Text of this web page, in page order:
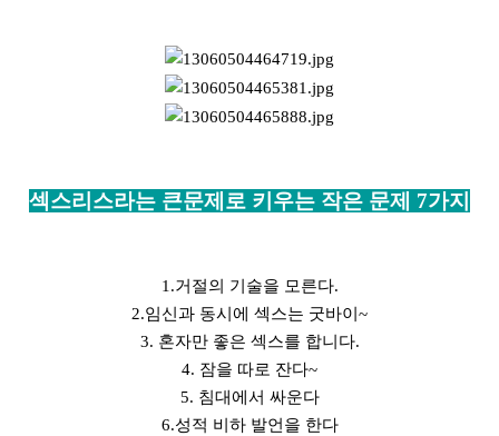
섹스리스라는 큰문제로 키우는 작은 문제 7가지
1.거절의 기술을 모른다.
2.임신과 동시에 섹스는 굿바이~
3. 혼자만 좋은 섹스를 합니다.
4. 잠을 따로 잔다~
5. 침대에서 싸운다
6.성적 비하 발언을 한다